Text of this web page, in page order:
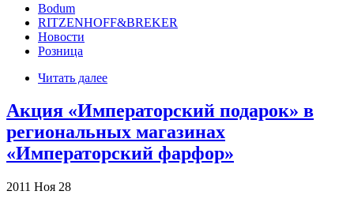
Bodum
RITZENHOFF&BREKER
Новости
Розница
Читать далее
Акция «Императорский подарок» в
региональных магазинах
«Императорский фарфор»
2011 Ноя 28